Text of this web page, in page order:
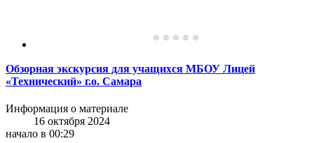
Обзорная экскурсия для учащихся МБОУ Лицей
«Технический» г.о. Самара
Информация о материале
16 октября 2024
начало в 00:29